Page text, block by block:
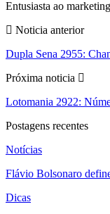
Entusiasta ao
Noticia anterior
Dupla Sena 2955:
Próxima noticia
Lotomania 2922:
Postagens recentes
Notícias
Flávio Bolsonaro
Dicas